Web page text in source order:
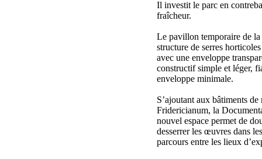
Il investit le parc en
fraîcheur.
Le pavillon temporaire de la
structure de serres
avec une enveloppe
constructif simple et léger,
enveloppe minimale.
S’ajoutant aux bâtiments
Fridericianum, la
nouvel espace permet de
desserrer les œuvres dans
parcours entre les lieux